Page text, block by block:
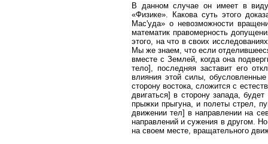
В данном случае он имеет в виду
«Физике». Какова суть этого
Мас'уда» о невозможности
математик правомерность
этого, на что в своих
Мы же знаем, что если
вместе с Землей, когда она
тело], последняя заставит его
влияния этой силы,
сторону востока, сложится с
двигаться] в сторону запада,
прыжки прыгуна, и полеты стрел,
движении тел] в направлении на
направлений и сужения в другом.
на своем месте, вращательного